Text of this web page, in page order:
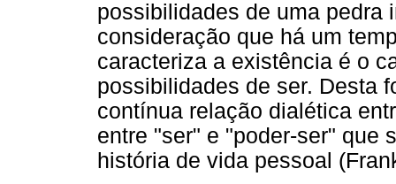
possibilidades de uma pedra
consideração que há um
caracteriza a existência é o
possibilidades de ser. Desta
contínua relação dialética
entre "ser" e "poder-ser" que
história de vida pessoal